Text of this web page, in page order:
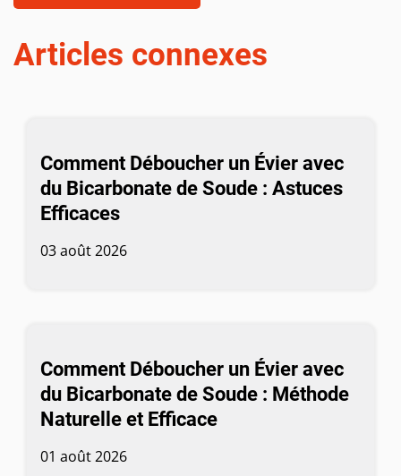
Articles connexes
Comment Déboucher un Évier avec
du Bicarbonate de Soude : Astuces
Efficaces
03 août 2026
Comment Déboucher un Évier avec
du Bicarbonate de Soude : Méthode
Naturelle et Efficace
01 août 2026